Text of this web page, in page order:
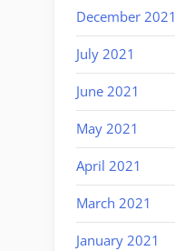
December 2021
July 2021
June 2021
May 2021
April 2021
March 2021
January 2021